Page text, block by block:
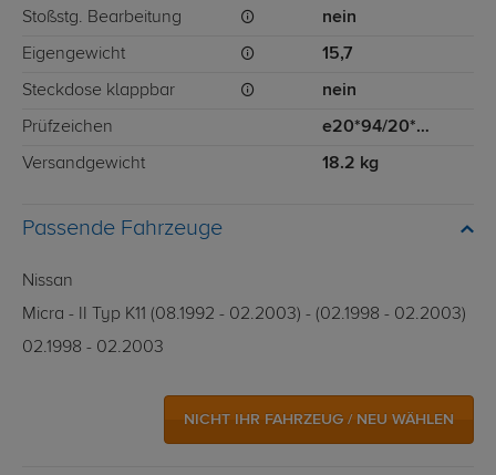
Stoßstg. Bearbeitung nein
Eigengewicht 15,7
Steckdose klappbar nein
Prüfzeichen e20*94/20*0281*00
Versandgewicht 18.2 kg
Passende Fahrzeuge
Nissan
Micra - II Typ K11 (08.1992 - 02.2003) - (02.1998 - 02.2003)
02.1998 - 02.2003
NICHT IHR FAHRZEUG / NEU WÄHLEN